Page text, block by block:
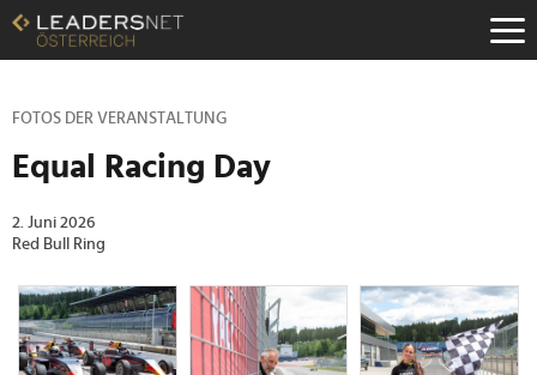
Zum
Inhalt
Zur
Navigation
Hauptnavigation
FOTOS DER VERANSTALTUNG
Equal Racing Day
2. Juni 2026
Red Bull Ring